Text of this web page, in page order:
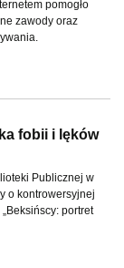
pomogło
zawody oraz
fobii i lęków
Publicznej w
o kontrowersyjnej
portret